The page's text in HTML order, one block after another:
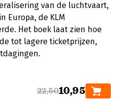
van de luchtvaart,
Europa, de KLM
Het boek laat zien hoe
tot lagere ticketprijzen,
22,5010,95